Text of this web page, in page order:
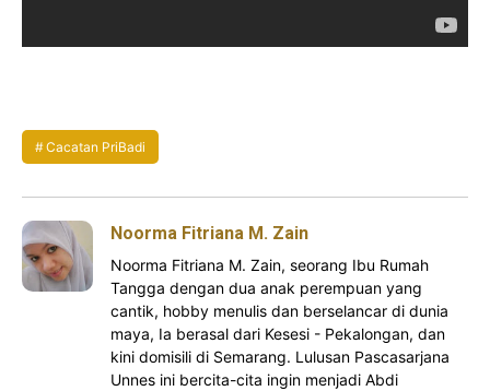
Cacatan PriBadi
Noorma Fitriana M. Zain
Noorma Fitriana M. Zain, seorang Ibu Rumah
Tangga dengan dua anak perempuan yang
cantik, hobby menulis dan berselancar di dunia
maya, Ia berasal dari Kesesi - Pekalongan, dan
kini domisili di Semarang. Lulusan Pascasarjana
Unnes ini bercita-cita ingin menjadi Abdi